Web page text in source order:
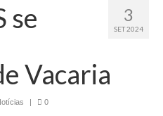
3
SET 2024
se
Vacaria
| 0